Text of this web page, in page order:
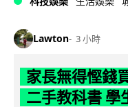
Lawton 3 小時
家長無得慳錢
二手教科書 學